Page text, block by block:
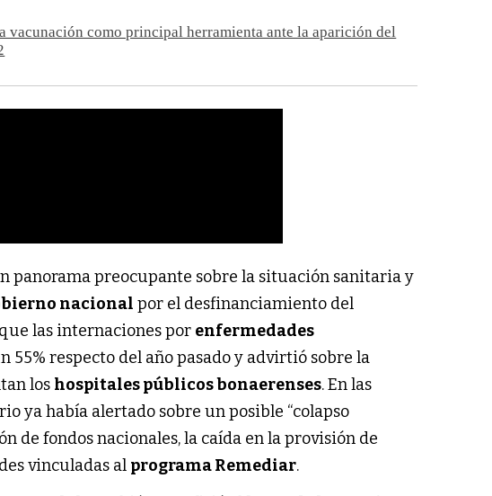
vacunación como principal herramienta ante la aparición del
panorama preocupante sobre la situación sanitaria y
nacional por el desfinanciamiento del
las internaciones por enfermedades
55% respecto del año pasado y advirtió sobre la
los hospitales públicos bonaerenses. En las
ya había alertado sobre un posible “colapso
de fondos nacionales, la caída en la provisión de
vinculadas al programa Remediar.